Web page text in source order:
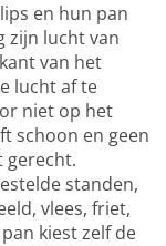
en hun pan
zijn lucht van
van het
lucht af te
niet op het
schoon en geen
gerecht.
standen,
vlees, friet,
kiest zelf de